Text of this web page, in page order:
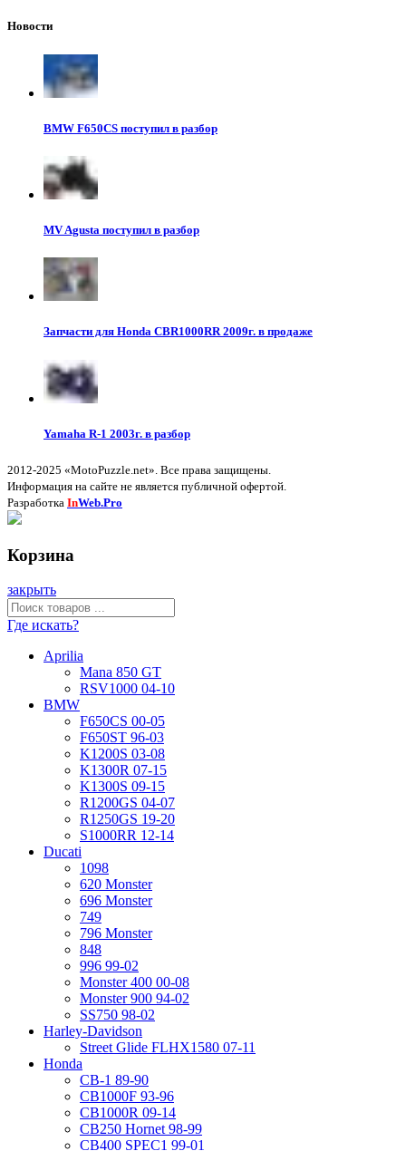
Новости
BMW F650CS поступил в разбор
MV Agusta поступил в разбор
Запчасти для Honda CBR1000RR 2009г. в продаже
Yamaha R-1 2003г. в разбор
2012-2025 «MotoPuzzle.net». Все права защищены.
Информация на сайте не является публичной офертой.
Разработка InWeb.Pro
Корзина
закрыть
Где искать?
Aprilia
Mana 850 GT
RSV1000 04-10
BMW
F650CS 00-05
F650ST 96-03
K1200S 03-08
K1300R 07-15
K1300S 09-15
R1200GS 04-07
R1250GS 19-20
S1000RR 12-14
Ducati
1098
620 Monster
696 Monster
749
796 Monster
848
996 99-02
Monster 400 00-08
Monster 900 94-02
SS750 98-02
Harley-Davidson
Street Glide FLHX1580 07-11
Honda
CB-1 89-90
CB1000F 93-96
CB1000R 09-14
CB250 Hornet 98-99
CB400 SPEC1 99-01